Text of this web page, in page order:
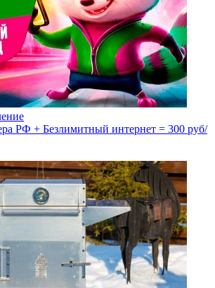
РФ + Безлимитный интернет = 300 руб/